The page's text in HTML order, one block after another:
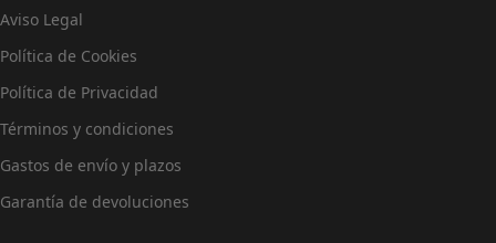
Aviso Legal
Política de Cookies
Política de Privacidad
Términos y condiciones
Gastos de envío y plazos
Garantía de devoluciones